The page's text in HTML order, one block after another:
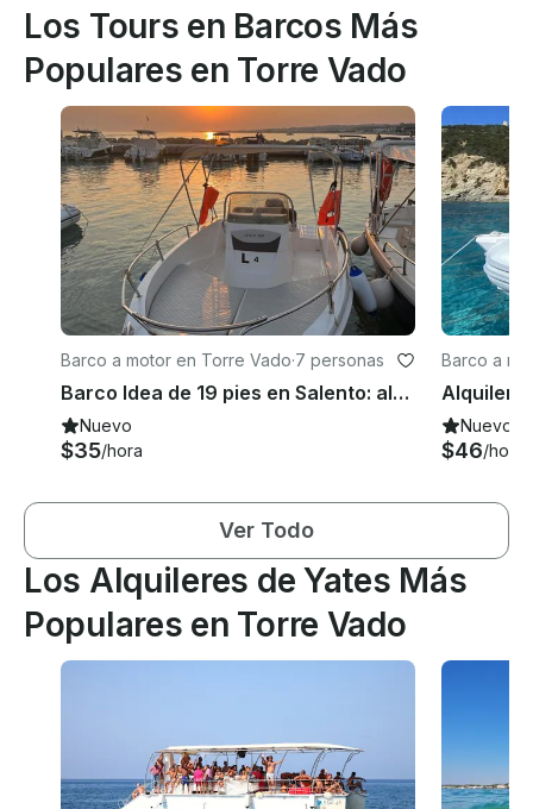
Los Tours en Barcos Más
Populares en Torre Vado
Barco a motor en Torre Vado·7 personas
Barco Idea de 19 pies en Salento: alquile con o sin licencia
Nuevo
$35/hora
Barco a
Nuevo
$46/hora
Ver Todo
Los Alquileres de Yates Más
Populares en Torre Vado